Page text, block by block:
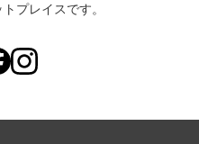
プレイスです。